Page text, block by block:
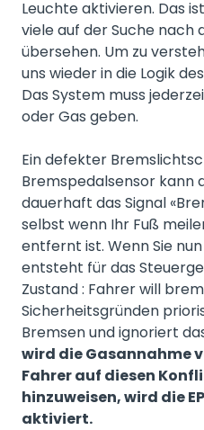
Leuchte aktivieren. Das
viele auf der Suche
übersehen. Um zu
uns wieder in die Logik
Das System muss
oder Gas geben.
Ein defekter
Bremspedalsensor kann
dauerhaft das Signal
selbst wenn Ihr Fuß
entfernt ist. Wenn Sie
entsteht für das
Zustand : Fahrer will
Sicherheitsgründen
Bremsen und ignoriert
wird die Gasannahme
Fahrer auf diesen
hinzuweisen, wird die
aktiviert.